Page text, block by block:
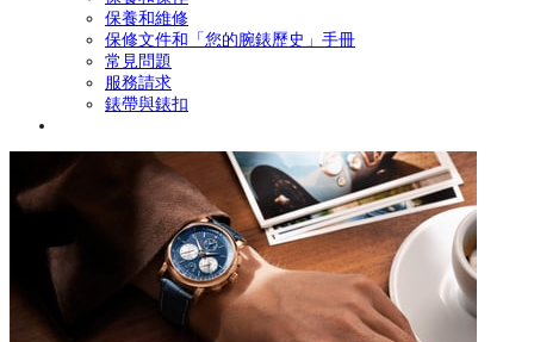
保養和維修
保修文件和「您的腕錶歷史」手冊
常見問題
服務請求
錶帶與錶扣